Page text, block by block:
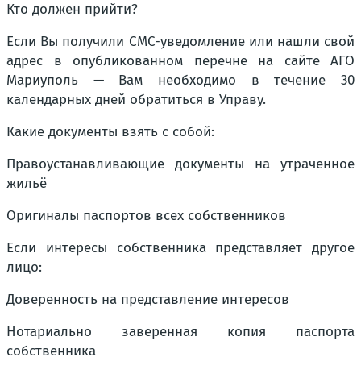
Кто должен прийти?
Если Вы получили СМС-уведомление или нашли свой
адрес в опубликованном перечне на сайте АГО
Мариуполь — Вам необходимо в течение 30
календарных дней обратиться в Управу.
Какие документы взять с собой:
Правоустанавливающие документы на утраченное
жильё
Оригиналы паспортов всех собственников
Если интересы собственника представляет другое
лицо:
Доверенность на представление интересов
Нотариально заверенная копия паспорта
собственника